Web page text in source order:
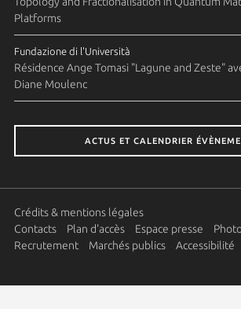
Platforms
Fundazione di l'Università
Résidence Ange Tomasi "Lagune and Zeste"
Diane Moulenc
ACTUS ET CALENDRIER
Crédits & mentions légales
Contacts
Plan d'accès Espace presse
Recrutement
Marchés publics Accessibilité